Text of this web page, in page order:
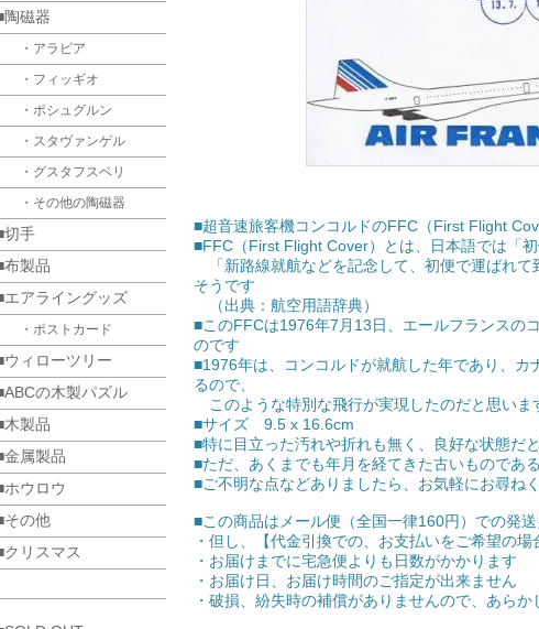
■超音速旅客機コンコルドのFFC（First Flight
■FFC（First Flight Cover）とは、日本語では「
「新路線就航などを記念して、初便で運ばれ
そうです
（出典：航空用語辞典）
■このFFCは1976年7月13日、エールフランスの
のです
■1976年は、コンコルドが就航した年であり、
るので、
このような特別な飛行が実現したのだと思いま
■サイズ 9.5 x 16.6cm
■特に目立った汚れや折れも無く、良好な状態だ
■ただ、あくまでも年月を経てきた古いものであ
■ご不明な点などありましたら、お気軽にお尋ね
■この商品はメール便（全国一律160円）での発
・但し、【代金引換での、お支払いをご希望の
・お届けまでに宅急便よりも日数がかかります
・お届け日、お届け時間のご指定が出来ません
・破損、紛失時の補償がありませんので、あら
陶磁器
・アラビア
・フィッギオ
・ポシュグルン
・スタヴァンゲル
・グスタフスベリ
・その他の陶磁器
切手
布製品
エアライングッズ
・ポストカード
ウィローツリー
の木製パズル
木製品
金属製品
ホウロウ
その他
クリスマス